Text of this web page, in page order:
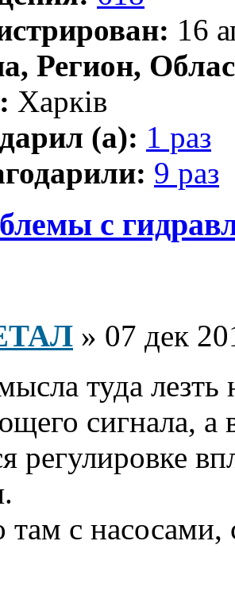
16
Регион,
Харків
(а): 1 раз
9 раз
с
» 07 дек
туда
сигнала, а
регулировке
там с